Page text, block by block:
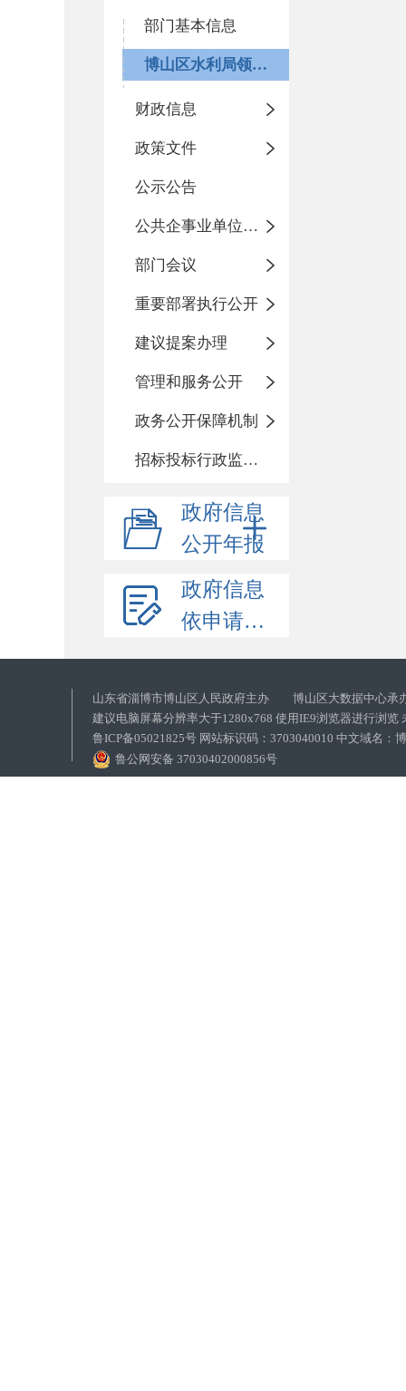
部门基本信息
博山区水利局领导信息
财政信息
政策文件
公示公告
公共企事业单位信息公开
部门会议
重要部署执行公开
建议提案办理
管理和服务公开
政务公开保障机制
招标投标行政监督责任清单
政府信息
公开年报
政府信息
依申请公开
山东省淄博市博山区人民政府主办 博山区大数据中心承
建议电脑屏幕分辨率大于1280x768 使用IE9浏览器进行浏览
鲁ICP备05021825号 网站标识码：3703040010 中文域名：
鲁公网安备 37030402000856号